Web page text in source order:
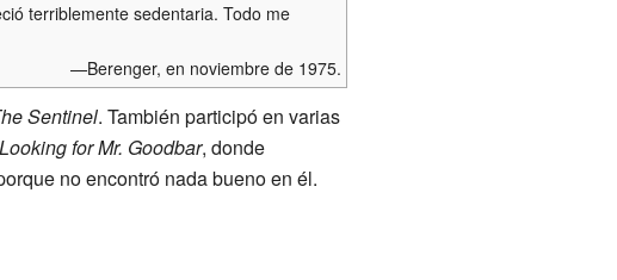
terriblemente sedentaria. Todo me
—Berenger, en noviembre de 1975.
Sentinel. También participó en varias
Looking for Mr. Goodbar, donde
no encontró nada bueno en él.